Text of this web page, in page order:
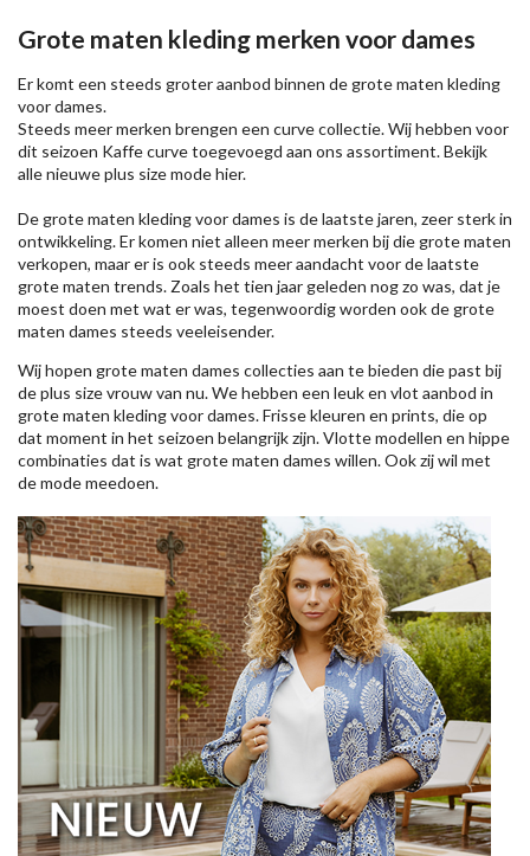
Grote maten kleding merken voor dames
Er komt een steeds groter aanbod binnen de grote maten kleding
voor dames.
Steeds meer merken brengen een curve collectie. Wij hebben voor
dit seizoen Kaffecurve toegevoegd aan ons assortiment. Bekijk
alle nieuweplus size modehier.
De grote maten kleding voor dames is de laatste jaren, zeer sterk in
ontwikkeling. Er komen niet alleen meer merken bij die grote maten
verkopen, maar er is ook steeds meer aandacht voor de laatste
grote maten trends. Zoals het tien jaar geleden nog zo was, dat je
moest doen met wat er was, tegenwoordig worden ook de grote
maten dames steeds veeleisender.
Wij hopen grote maten dames collecties aan te bieden die past bij
de plus size vrouw van nu. We hebben een leuk en vlot aanbod in
grote maten kleding voor dames. Frisse kleuren en prints, die op
dat moment in het seizoen belangrijk zijn. Vlotte modellen en hippe
combinaties dat is wat grote maten dames willen. Ook zij wil met
de mode meedoen.